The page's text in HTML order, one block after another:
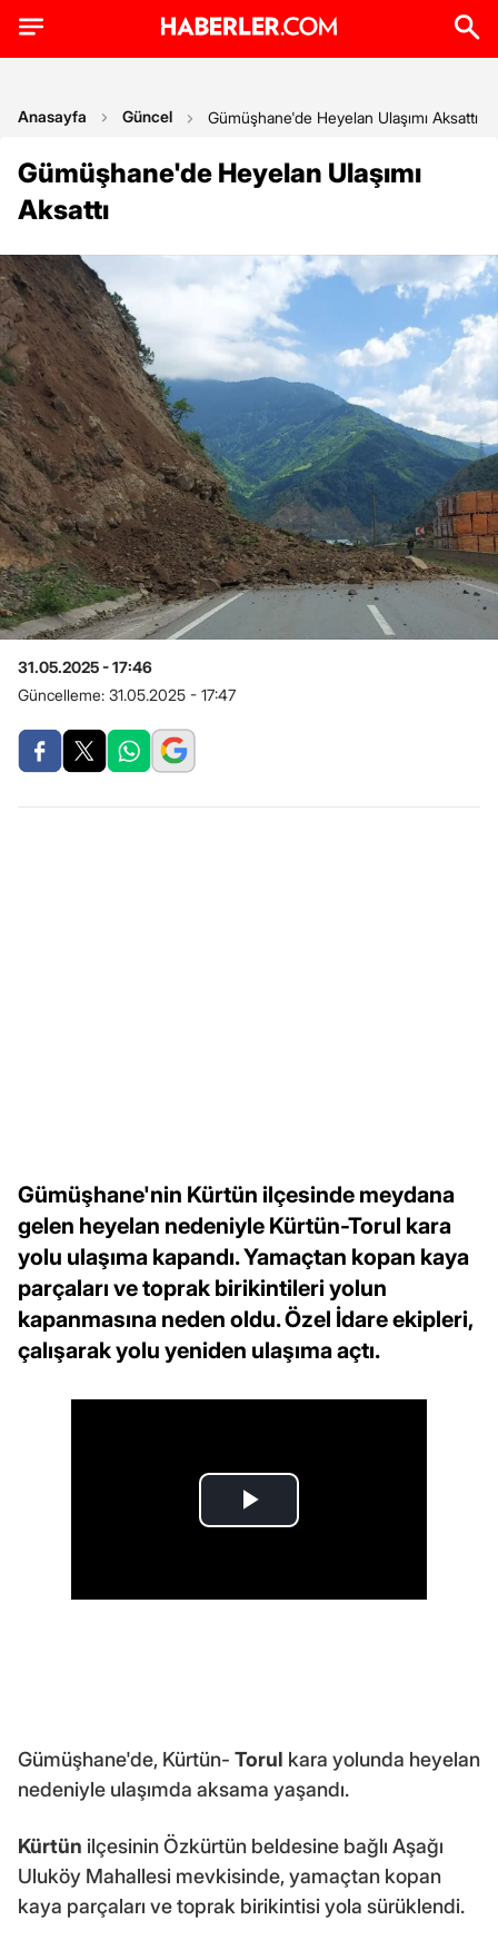
Anasayfa Güncel Gümüşhane'de Heyelan Ulaşımı Aksattı
Gümüşhane'de Heyelan Ulaşımı
Aksattı
31.05.2025 - 17:46
Güncelleme: 31.05.2025 - 17:47
Gümüşhane'nin Kürtün ilçesinde meydana
gelen heyelan nedeniyle Kürtün-Torul kara
yolu ulaşıma kapandı. Yamaçtan kopan kaya
parçaları ve toprak birikintileri yolun
kapanmasına neden oldu. Özel İdare ekipleri,
çalışarak yolu yeniden ulaşıma açtı.
Gümüşhane'de, Kürtün- Torul kara yolunda heyelan
nedeniyle ulaşımda aksama yaşandı.
Kürtün ilçesinin Özkürtün beldesine bağlı Aşağı
Uluköy Mahallesi mevkisinde, yamaçtan kopan
kaya parçaları ve toprak birikintisi yola sürüklendi.